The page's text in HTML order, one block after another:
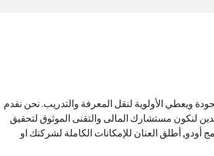
ويعطي الأولوية لنقل المعرفة والتدريب. نحن نقدم
لنكون مستشارك المالى والتقنى الموثوق لتحقيق
أودو, أطلق العنان للإمكانات الكاملة لشركتك او